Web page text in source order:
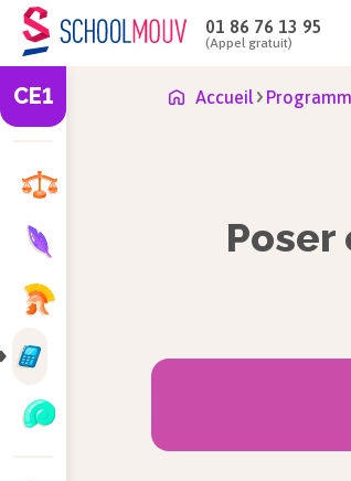
01 86 76 13 95
(Appel gratuit)
CE1 Accueil